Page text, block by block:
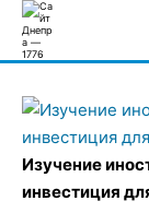
Skip
to
Изучение
инвестиция